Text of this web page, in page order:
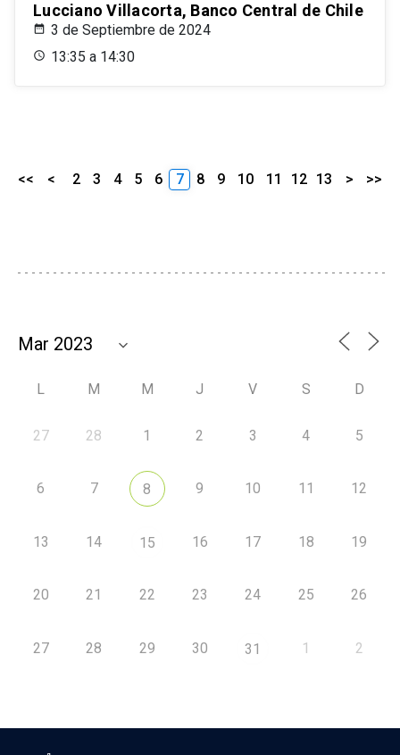
Lucciano Villacorta, Banco Central de Chile
3 de Septiembre de 2024
13:35 a 14:30
<< < 2 3 4 5 6 7 8 9 10 11 12 13 > >>
L M M J V S D
27 28 1 2 3 4 5
6 7 8 9 10 11 12
13 14 15 16 17 18 19
20 21 22 23 24 25 26
27 28 29 30 31 1 2